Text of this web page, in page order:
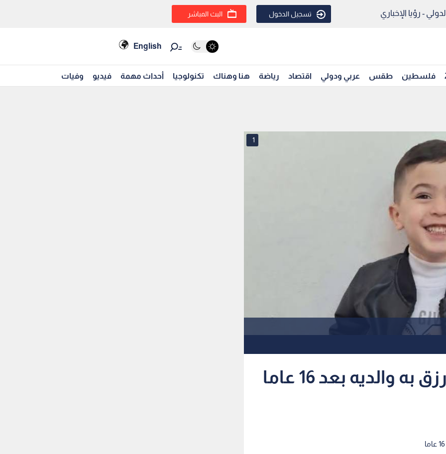
- رؤيا الإخباري تسجيل الدخول البث المباشر
English
فلسطين طقس عربي ودولي اقتصاد رياضة هنا وهناك تكنولوجيا أحداث مهمة فيديو وفيات
1
وفاة طفل في الخليل رزق به والديه بعد 16 عاما